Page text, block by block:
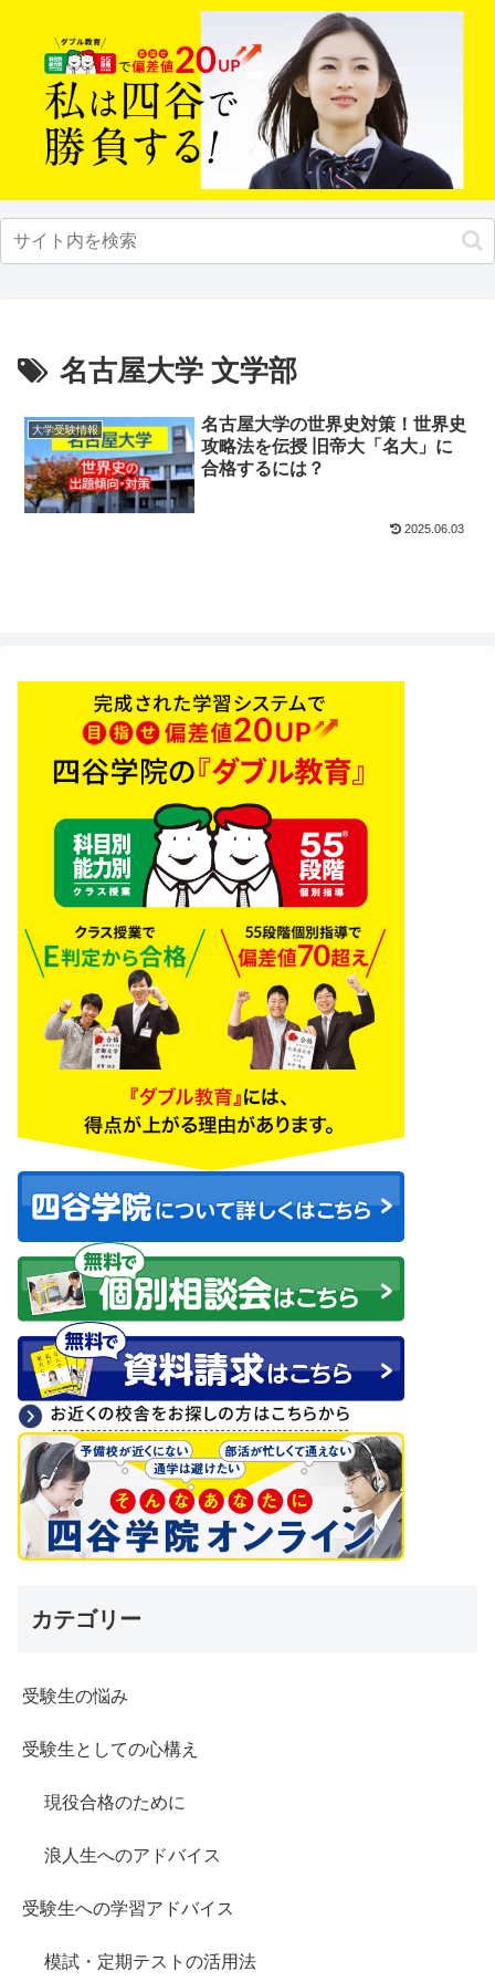
名古屋大学 文学部
大学受験情報
名古屋大学の世界史対策！世界史
攻略法を伝授 旧帝大「名大」に
合格するには？
2025.06.03
カテゴリー
受験生の悩み
受験生としての心構え
現役合格のために
浪人生へのアドバイス
受験生への学習アドバイス
模試・定期テストの活用法